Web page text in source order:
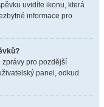
uvidíte ikonu, která
informace pro
zprávy pro pozdější
panel, odkud